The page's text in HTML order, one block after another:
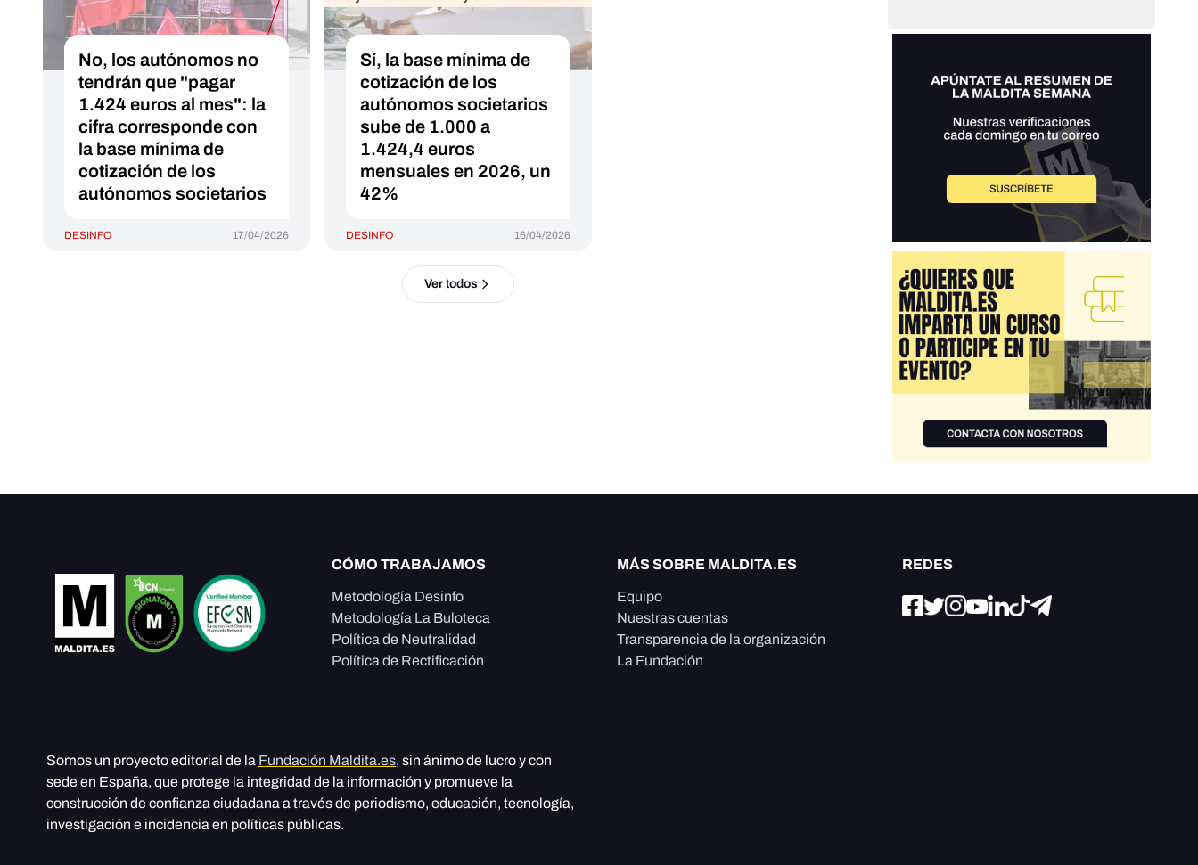
No, los autónomos no
tendrán que "pagar
1.424 euros al mes": la
cifra corresponde con
la base mínima de
cotización de los
autónomos societarios
DESINFO 17/04/2026
Sí, la base mínima de
cotización de los
autónomos societarios
sube de 1.000 a
1.424,4 euros
mensuales en 2026, un
42%
DESINFO 16/04/2026
Ver todos
CÓMO TRABAJAMOS
Metodología Desinfo
Metodología La Buloteca
Política de Neutralidad
Política de Rectificación
MÁS SOBRE MALDITA.ES
Equipo
Nuestras cuentas
Transparencia de la organización
La Fundación
REDES
Somos un proyecto editorial de la Fundación Maldita.es, sin ánimo de lucro y con
sede en España, que protege la integridad de la información y promueve la
construcción de confianza ciudadana a través de periodismo, educación, tecnología,
investigación e incidencia en políticas públicas.